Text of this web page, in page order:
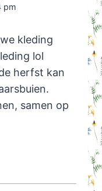
pm
kleding
lol
herfst kan
samen op